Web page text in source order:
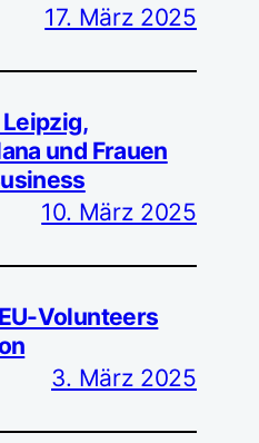
17. März 2025
und Frauen
10. März 2025
Volunteers
3. März 2025